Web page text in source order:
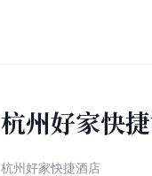
杭州好家快
杭州好家快捷酒店